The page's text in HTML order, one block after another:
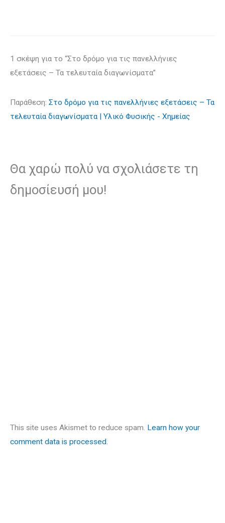
1 σκέψη για το “Στο δρόμο για τις πανελλήνιες
εξετάσεις – Τα τελευταία διαγωνίσματα”
Παράθεση: Στο δρόμο για τις πανελλήνιες εξετάσεις – Τα
τελευταία διαγωνίσματα | Υλικό Φυσικής - Χημείας
Θα χαρώ πολύ να σχολιάσετε τη
δημοσίευσή μου!
This site uses Akismet to reduce spam. Learn how your
comment data is processed.